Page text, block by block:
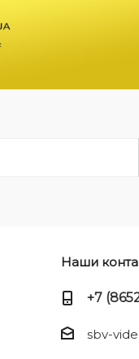
Наши
+7
sbv-